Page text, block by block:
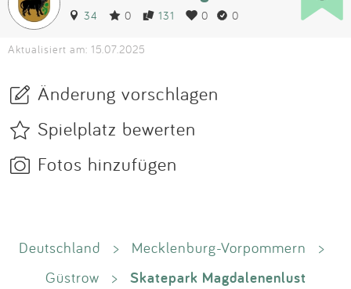
34 0 131 0 0
Aktualisiert am: 15.07.2025
Änderung vorschlagen
Spielplatz bewerten
Fotos hinzufügen
Deutschland > Mecklenburg-Vorpommern
>
Güstrow
> Skatepark Magdalenenlust